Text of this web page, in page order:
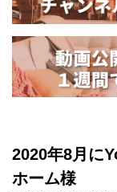
2020年8月に
ホーム様